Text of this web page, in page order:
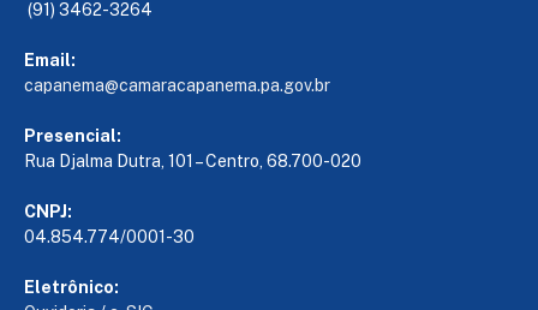
(91) 3462-3264
Email:
capanema@camaracapanema.pa.gov.br
Presencial:
Rua Djalma Dutra, 101 – Centro, 68.700-020
CNPJ:
04.854.774/0001-30
Eletrônico: